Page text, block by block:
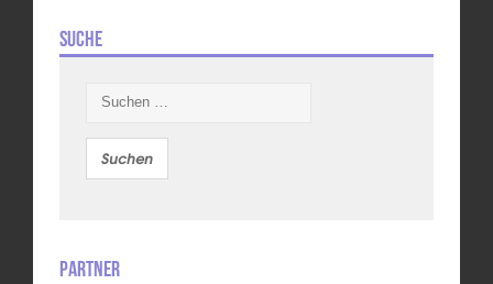
Suche
nach:
Partner